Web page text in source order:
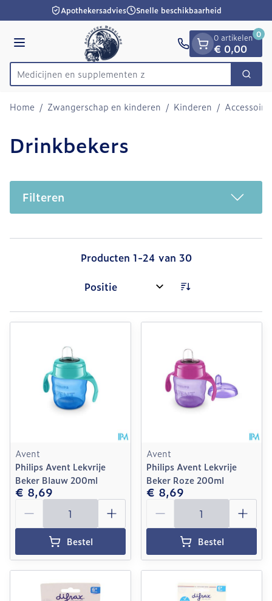
Ga naar de inhoudApothekersadvies Snelle beschikbaarheid
Menu
Product, merk, categorie...
Medicijnen Zoek
0 artikelen
€ 0,00
0
Home / Zwangerschap en kinderen / Kinderen /
Drinkbekers
Filteren
Producten 1-24 van 30
Sorteer op:
Avent
Philips Avent Lekvrije
Beker Blauw 200ml
€ 8,69
Aantal
Bestel
Avent
Philips Avent Lekvrije
Beker Roze 200ml
€ 8,69
Aantal
Bestel